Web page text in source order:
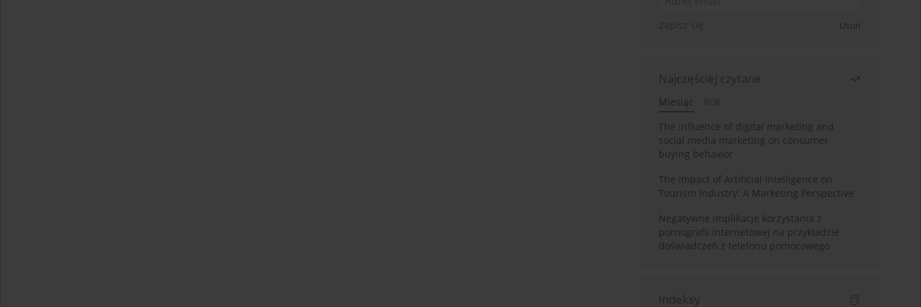
Zapisz się Usuń
Najczęściej czytane
Miesiąc
Rok
The influence of digital marketing and
social media marketing on consumer
buying behavior
The Impact of Artificial Intelligence on
Tourism Industry: A Marketing Perspective
Negatywne implikacje korzystania z
pornografii internetowej na przykładzie
doświadczeń z telefonu pomocowego
Indeksy